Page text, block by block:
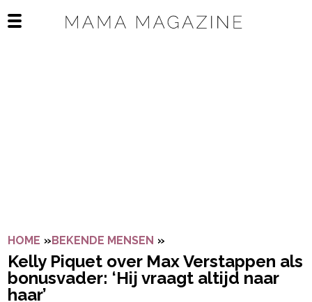
Open het mobiele menu
HOME »BEKENDE MENSEN »
Kelly Piquet over Max Verstappen als
bonusvader: ‘Hij vraagt altijd naar
haar’